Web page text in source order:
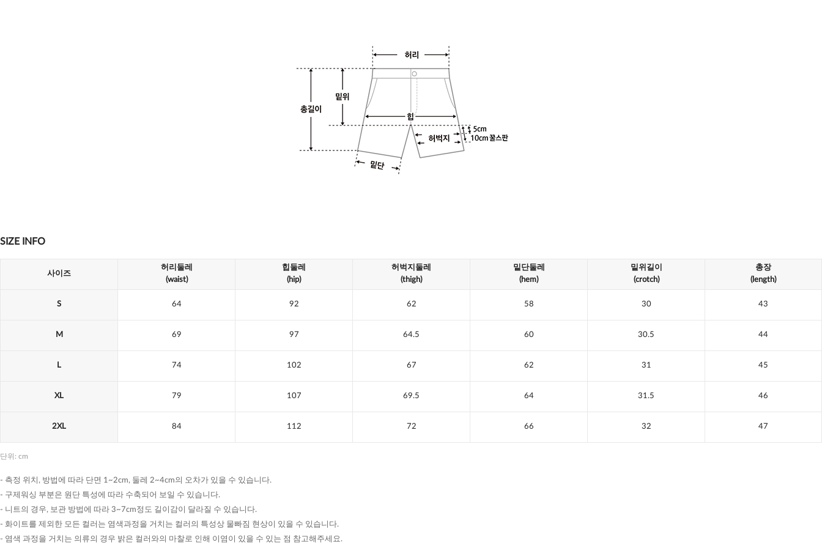
SIZE INFO
사이즈
허리둘레
(waist)
힙둘레
(hip)
허벅지둘레
(thigh)
밑단둘레
(hem)
밑위길이
(crotch)
총장
(length)
S 64 92 62 58 30 43
M 69 97 64.5 60 30.5 44
L 74 102 67 62 31 45
XL 79 107 69.5 64 31.5 46
2XL 84 112 72 66 32 47
단위: cm
- 측정 위치, 방법에 따라 단면 1~2cm, 둘레 2~4cm의 오차가 있을 수 있습니다.
- 구제워싱 부분은 원단 특성에 따라 수축되어 보일 수 있습니다.
- 니트의 경우, 보관 방법에 따라 3~7cm정도 길이감이 달라질 수 있습니다.
- 화이트를 제외한 모든 컬러는 염색과정을 거치는 컬러의 특성상 물빠짐 현상이 있을 수 있습니다.
- 염색 과정을 거치는 의류의 경우 밝은 컬러와의 마찰로 인해 이염이 있을 수 있는 점 참고해주세요.